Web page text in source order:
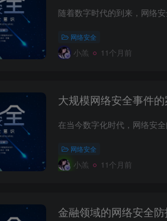
网络安全
小羔 11个月前
大规模网络安全事件
网络安全
小羔 11个月前
金融领域的网络安全防